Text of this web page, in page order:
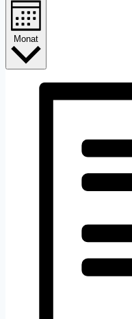
Monat